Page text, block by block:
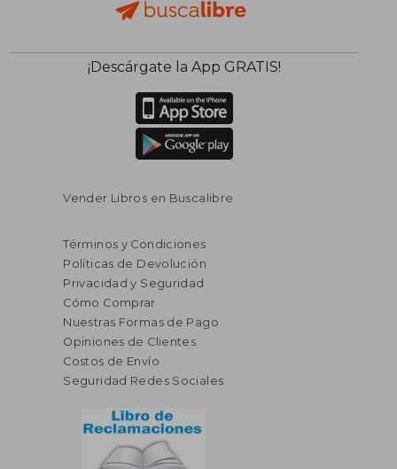
¡Descárgate la App GRATIS!
Vender Libros en Buscalibre
Términos y Condiciones
Políticas de Devolución
Privacidad y Seguridad
Cómo Comprar
Nuestras Formas de Pago
Opiniones de Clientes
Costos de Envío
Seguridad Redes Sociales